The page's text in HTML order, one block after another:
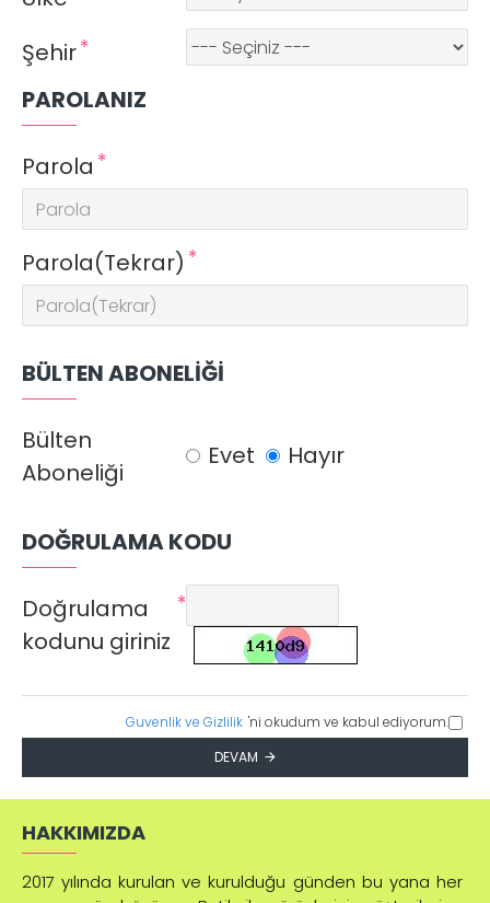
Şehir
PAROLANIZ
Parola
Parola(Tekrar)
BÜLTEN ABONELIĞI
Bülten
Aboneliği
Evet Hayır
DOĞRULAMA KODU
Doğrulama
kodunu giriniz
Guvenlik ve Gizlilik 'ni okudum ve kabul ediyorum.
DEVAM
HAKKIMIZDA
2017 yılında kurulan ve kurulduğu günden bu yana her